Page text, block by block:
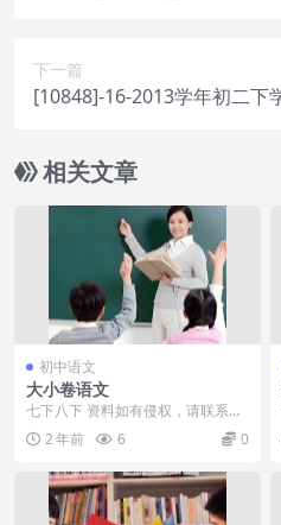
下一篇
[10848]-16-2013学年初二下
相关文章
初中语文
大小卷语文
七下八下 资料如有侵权，请联系删
除！
2 年前 6 0